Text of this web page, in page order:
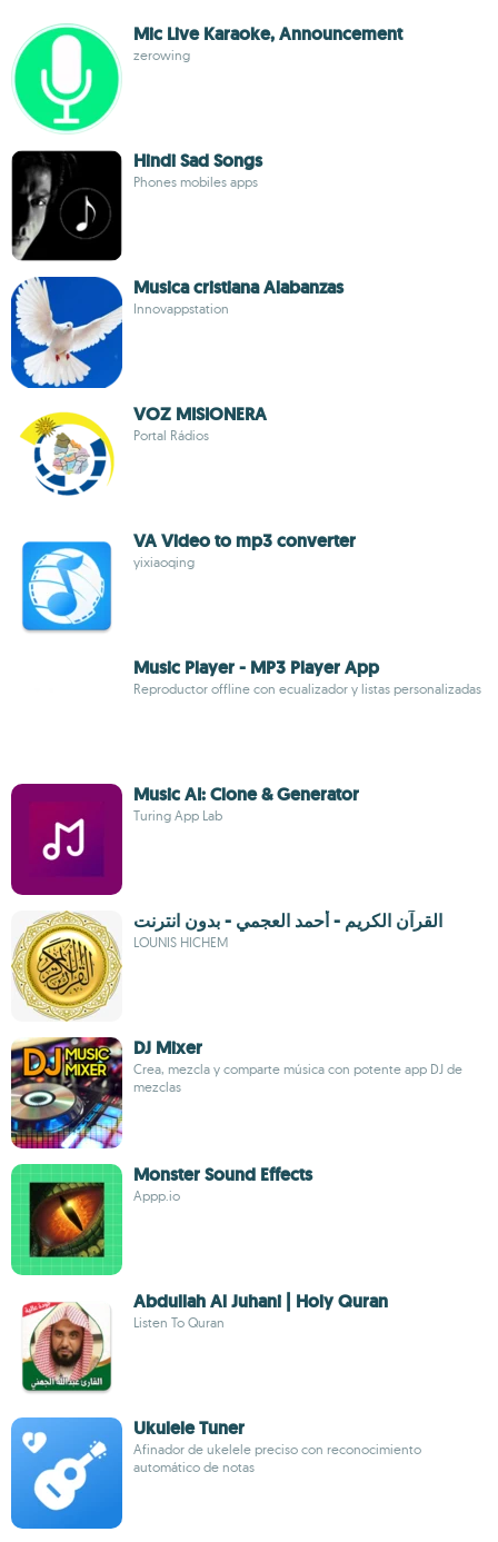
Mic Live Karaoke, Announcement
zerowing
Hindi Sad Songs
Phones mobiles apps
Musica cristiana Alabanzas
Innovappstation
VOZ MISIONERA
Portal Rádios
VA Video to mp3 converter
yixiaoqing
Music Player - MP3 Player App
Reproductor offline con ecualizador y listas personalizadas
Music AI: Clone & Generator
Turing App Lab
القرآن الكريم - أحمد العجمي - بدون انترنت
LOUNIS HICHEM
DJ Mixer
Crea, mezcla y comparte música con potente app DJ de
mezclas
Monster Sound Effects
Appp.io
Abdullah Al Juhani | Holy Quran
Listen To Quran
Ukulele Tuner
Afinador de ukelele preciso con reconocimiento
automático de notas